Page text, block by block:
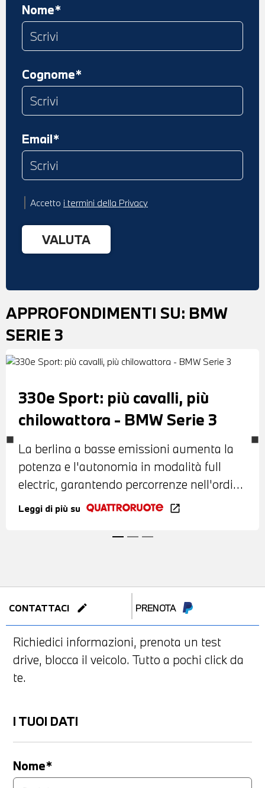
Nome*
Cognome*
Email*
Accetto i termini della Privacy
APPROFONDIMENTI SU: BMW
SERIE 3
330e Sport: più cavalli, più
chilowattora - BMW Serie 3
La berlina a basse emissioni aumenta la
potenza e l'autonomia in modalità full
electric, garantendo percorrenze nell'ordine
dei 41,6 km/litro
Leggi di più su open_in_new
CONTATTACI edit PRENOTA
Richiedici informazioni, prenota un test
drive, blocca il veicolo. Tutto a pochi click da
te.
I TUOI DATI
Nome*